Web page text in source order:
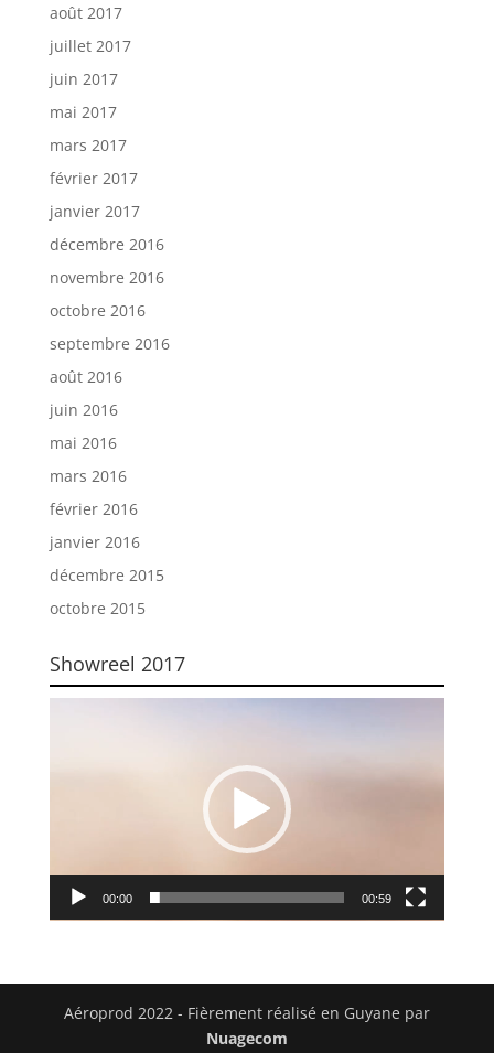
août 2017
juillet 2017
juin 2017
mai 2017
mars 2017
février 2017
janvier 2017
décembre 2016
novembre 2016
octobre 2016
septembre 2016
août 2016
juin 2016
mai 2016
mars 2016
février 2016
janvier 2016
décembre 2015
octobre 2015
Showreel 2017
00:00 00:59
Aéroprod 2022 - Fièrement réalisé en Guyane par
Nuagecom